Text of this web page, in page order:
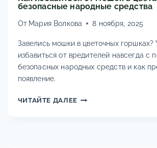
безопасные народные средства
От Мария Волкова 8 ноября, 2025
Завелись мошки в цветочных горшках?
избавиться от вредителей навсегда с
безопасных народных средств и как
появление.
ЧИТАЙТЕ ДАЛЕЕКАК